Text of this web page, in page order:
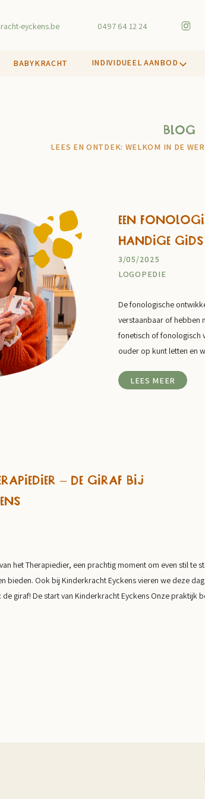
0497 64 12 24
eyckens.be
INDIVIDUEEL AANBOD
BABYKRACHT
LEES EN ONTDEK: WELKOM IN DE
Blog
De fonologische
verstaanbaar of hebben
fonetisch of fonologisch
ouder op kunt letten en
LOGOPEDIE
3/05/2025
Een
handige
LEES MEER
het Therapiedier, een prachtig moment om even stil te
bieden. Ook bij Kinderkracht Eyckens vieren we deze
giraf! De start van Kinderkracht Eyckens Onze praktijk
– De giraf bij